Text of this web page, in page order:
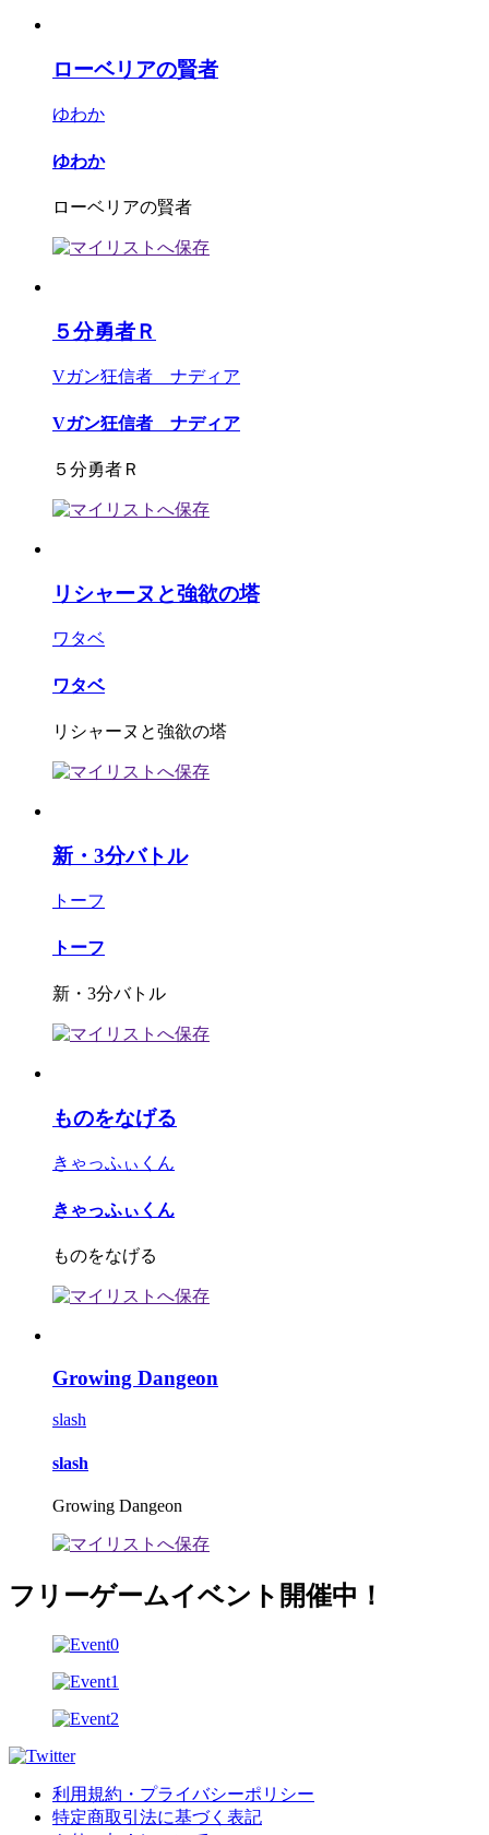
ローベリアの賢者
ゆわか
ゆわか
ローベリアの賢者
５分勇者Ｒ
Vガン狂信者 ナディア
Vガン狂信者 ナディア
５分勇者Ｒ
リシャーヌと強欲の塔
ワタベ
ワタベ
リシャーヌと強欲の塔
新・3分バトル
トーフ
トーフ
新・3分バトル
ものをなげる
きゃっふぃくん
きゃっふぃくん
ものをなげる
Growing Dangeon
slash
slash
Growing Dangeon
フリーゲームイベント開催中！
利用規約・プライバシーポリシー
特定商取引法に基づく表記